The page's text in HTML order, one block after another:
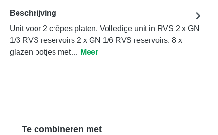
Beschrijving
Unit voor 2 crêpes platen. Volledige unit in RVS 2 x GN
1/3 RVS reservoirs 2 x GN 1/6 RVS reservoirs. 8 x
glazen potjes met… Meer
Productgalerij overslaan
Te combineren met